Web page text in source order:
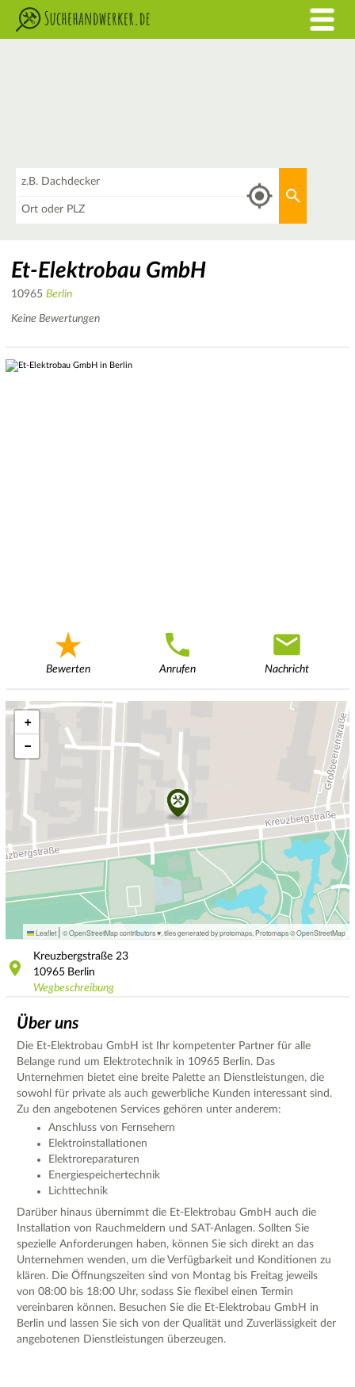
Et-Elektrobau GmbH
10965 Berlin
Keine Bewertungen
Bewerten Anrufen Nachricht
+
−
Leaflet | © OpenStreetMap contributors ♥, tiles generated by protomaps Protomaps©OpenStreetMap
Kreuzbergstraße 23
10965 Berlin
Wegbeschreibung
Über uns
Die Et-Elektrobau GmbH ist Ihr kompetenter Partner für alle
Belange rund um Elektrotechnik in 10965 Berlin. Das
Unternehmen bietet eine breite Palette an Dienstleistungen, die
sowohl für private als auch gewerbliche Kunden interessant sind.
Zu den angebotenen Services gehören unter anderem:
Anschluss von Fernsehern
Elektroinstallationen
Elektroreparaturen
Energiespeichertechnik
Lichttechnik
Darüber hinaus übernimmt die Et-Elektrobau GmbH auch die
Installation von Rauchmeldern und SAT-Anlagen. Sollten Sie
spezielle Anforderungen haben, können Sie sich direkt an das
Unternehmen wenden, um die Verfügbarkeit und Konditionen zu
klären. Die Öffnungszeiten sind von Montag bis Freitag jeweils
von 08:00 bis 18:00 Uhr, sodass Sie flexibel einen Termin
vereinbaren können. Besuchen Sie die Et-Elektrobau GmbH in
Berlin und lassen Sie sich von der Qualität und Zuverlässigkeit der
angebotenen Dienstleistungen überzeugen.